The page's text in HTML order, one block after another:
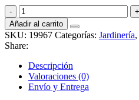
Podadoras
con
motor
a
gasolina,
5HP,
de
20"
cantidad
Añadir al carrito
SKU: 19967 Categorías: Jardinería,
Share:
Descripción
Valoraciones (0)
Envío y Entrega